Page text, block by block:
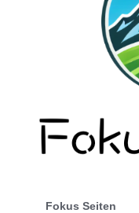
Fokus Seiten